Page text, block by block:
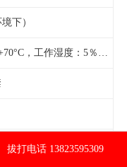
下）
合物电池
拔打电话 13823595309